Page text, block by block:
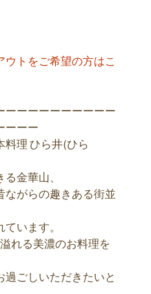
ウトをご希望の方はこ
ーーーーーーーーーー
ーーー
料理 ひら井(ひら
金華山、
ながらの趣きある街並
います。
れる美濃のお料理を
ごしいただきたいと